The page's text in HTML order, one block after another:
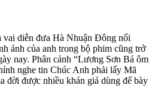
diễn đưa Hà Nhuận Đông nổi
ảnh của anh trong bộ phim cũng trở
nay. Phân cảnh “Lương Sơn Bá ôm
nghe tin Chúc Anh phải lấy Mã
đời được nhiều khán giả dùng để bày